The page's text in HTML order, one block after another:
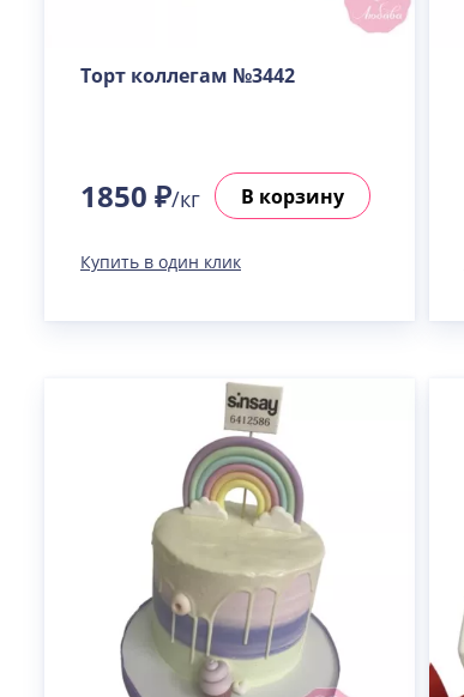
Торт коллегам №3442
1850 ₽/кг В корзину
Купить в один клик